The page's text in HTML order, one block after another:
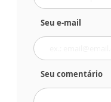
Seu e-mail
Seu comentário